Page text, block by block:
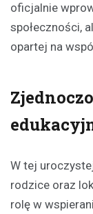
oficjalnie
społeczności,
opartej na
W tej
rodzice oraz
rolę w